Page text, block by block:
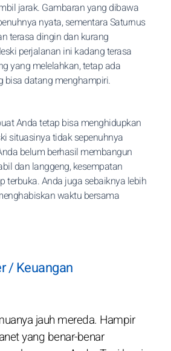
jarak. Gambaran yang dibawa
nyata, sementara Saturnus
terasa dingin dan kurang
perjalanan ini kadang terasa
yang melelahkan, tetap ada
bisa datang menghampiri.
Anda tetap bisa menghidupkan
situasinya tidak sepenuhnya
belum berhasil membangun
dan langgeng, kesempatan
terbuka. Anda juga sebaiknya lebih
waktu bersama
/ Keuangan
jauh mereda. Hampir
yang benar-benar